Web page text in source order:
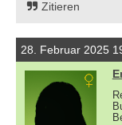
Zitieren
28. Februar 2025